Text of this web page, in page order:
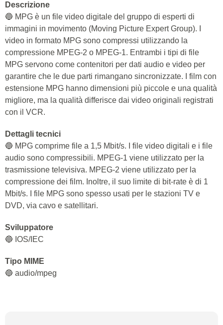
Descrizione
🔵 MPG è un file video digitale del gruppo di esperti di
immagini in movimento (Moving Picture Expert Group). I
video in formato MPG sono compressi utilizzando la
compressione MPEG-2 o MPEG-1. Entrambi i tipi di file
MPG servono come contenitori per dati audio e video per
garantire che le due parti rimangano sincronizzate. I film con
estensione MPG hanno dimensioni più piccole e una qualità
migliore, ma la qualità differisce dai video originali registrati
con il VCR.
Dettagli tecnici
🔵 MPG comprime file a 1,5 Mbit/s. I file video digitali e i file
audio sono compressibili. MPEG-1 viene utilizzato per la
trasmissione televisiva. MPEG-2 viene utilizzato per la
compressione dei film. Inoltre, il suo limite di bit-rate è di 1
Mbit/s. I file MPG sono spesso usati per le stazioni TV e
DVD, via cavo e satellitari.
Sviluppatore
🔵 IOS/IEC
Tipo MIME
🔵 audio/mpeg